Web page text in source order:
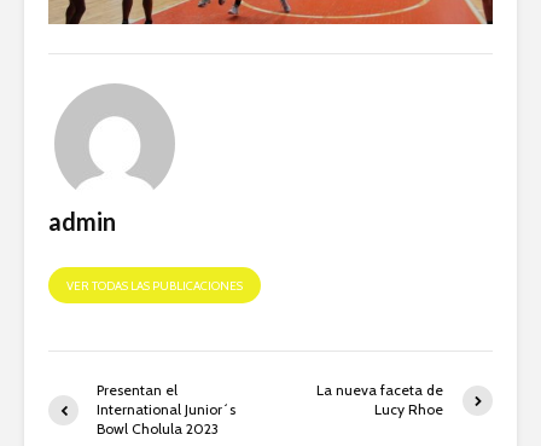
admin
VER TODAS LAS PUBLICACIONES
Presentan el
International Junior´s
Bowl Cholula 2023
La nueva faceta de
Lucy Rhoe